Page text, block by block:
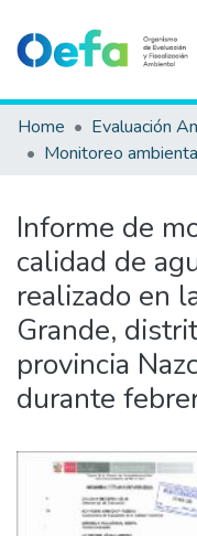
Communities &
All of DSpace
Estad. Externas
Guias ▾
Home Evaluación
Monitoreo
Informe de
calidad de
realizado en
Grande,
provincia
durante